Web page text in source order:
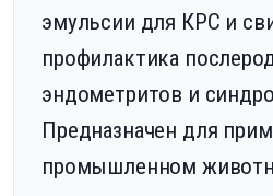
эмульсии для КРС и
профилактика
эндометритов и
Предназначен для
промышленном